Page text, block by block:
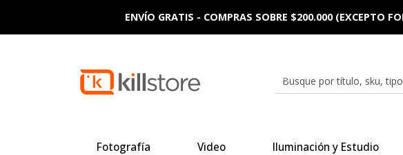
Fotografía Video Iluminación y Estudio
ENVÍO GRATIS - COMPRAS SOBRE $200.000 (EXCEPTO